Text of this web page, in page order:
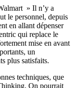
» Il n’y a
le personnel, depuis
en allant dépenser
qui replace le
mise en avant
un
plus satisfaits.
techniques, que
On pourrait